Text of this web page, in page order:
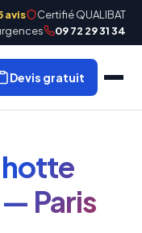
Certifié QUALIBAT
09 72 29 31 34
Devis gratuit
hotte
Paris